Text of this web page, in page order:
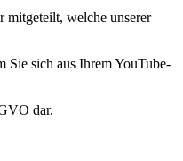
mitgeteilt, welche unserer
Sie sich aus Ihrem YouTube-
dar.